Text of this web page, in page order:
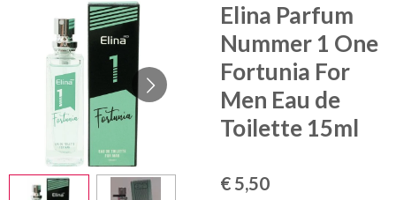
Elina Parfum
Nummer 1 One
Fortunia For
Men Eau de
Toilette 15ml
€ 5,50